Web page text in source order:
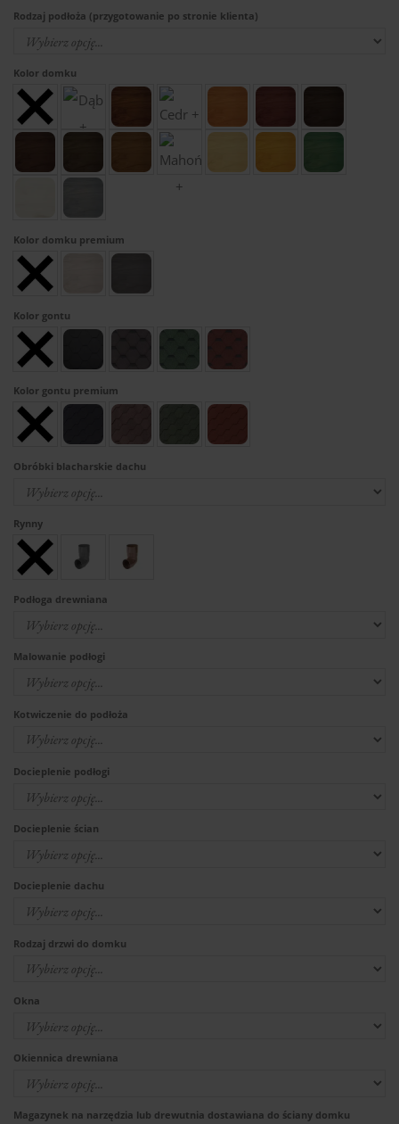
Rodzaj podłoża (przygotowanie po stronie klienta)
Kolor domku
Kolor domku premium
Kolor gontu
Kolor gontu premium
Obróbki blacharskie dachu
Rynny
Podłoga drewniana
Malowanie podłogi
Kotwiczenie do podłoża
Docieplenie podłogi
Docieplenie ścian
Docieplenie dachu
Rodzaj drzwi do domku
Okna
Okiennica drewniana
Magazynek na narzędzia lub drewutnia dostawiana do ściany domku